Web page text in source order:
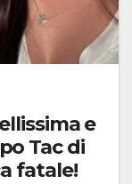
e
Tac di
fatale!